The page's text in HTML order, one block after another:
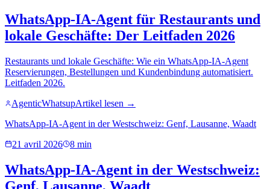
WhatsApp-IA-Agent für Restaurants und
lokale Geschäfte: Der Leitfaden 2026
Restaurants und lokale Geschäfte: Wie ein WhatsApp-IA-Agent
Reservierungen, Bestellungen und Kundenbindung automatisiert.
Leitfaden 2026.
AgenticWhatsupArtikel lesen →
WhatsApp-IA-Agent in der Westschweiz: Genf, Lausanne, Waadt
21 avril 2026
8 min
WhatsApp-IA-Agent in der Westschweiz: